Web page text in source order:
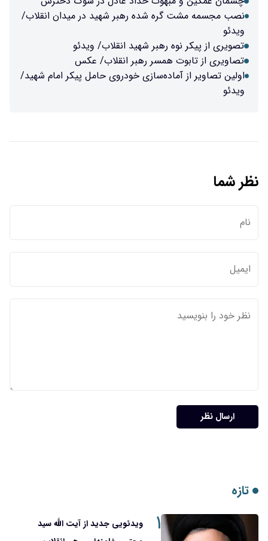
نصب مجسمه مشت گره شده رهبر شهید در میدان انقلاب/
ویدئو
تصویری از پیکر نوه رهبر شهید انقلاب/ ویدئو
تصاویری از تابوت همسر رهبر انقلاب/ عکس
اولین تصاویر از آماده‌سازی خودروی حامل پیکر امام شهید/
ویدئو
نظر شما
ارسال نظر
تازه
۱
ویدئویی جدید از آیت الله سید